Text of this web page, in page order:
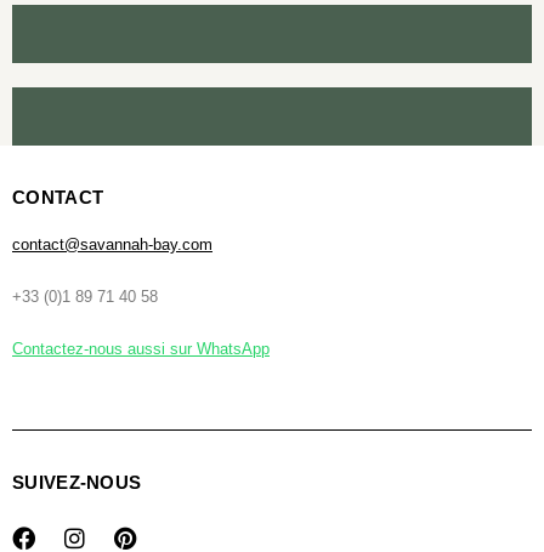
CONTACT
contact@savannah-bay.com
+33 (0)1 89 71 40 58
Contactez-nous aussi sur WhatsApp
SUIVEZ-NOUS